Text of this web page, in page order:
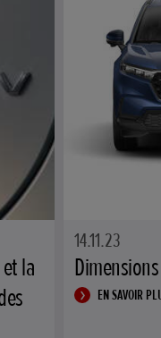
la
14.11.23
EN SAVOIR